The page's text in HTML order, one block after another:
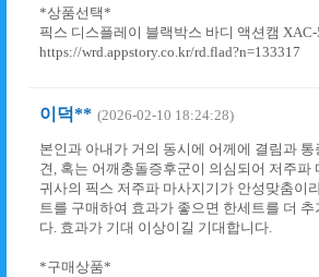
*상품선택*
픽스 디스플레이 블랙박스 바디 액션캠 XAC-
https://wrd.appstory.co.kr/rd.flad?n=133317
이덕** (2026-02-10 18:24:28)
본인과 아내가 거의 동시에 어께에 결림과 통
견, 혹는 어깨충돌증후군이 의심되어 저주파
귀사의 픽스 저주파 마사지기가 안성맞춤이
트를 구매하여 효과가 좋으면 한세트를 더 추
다. 효과가 기대 이상이길 기대합니다.
*구매상품*